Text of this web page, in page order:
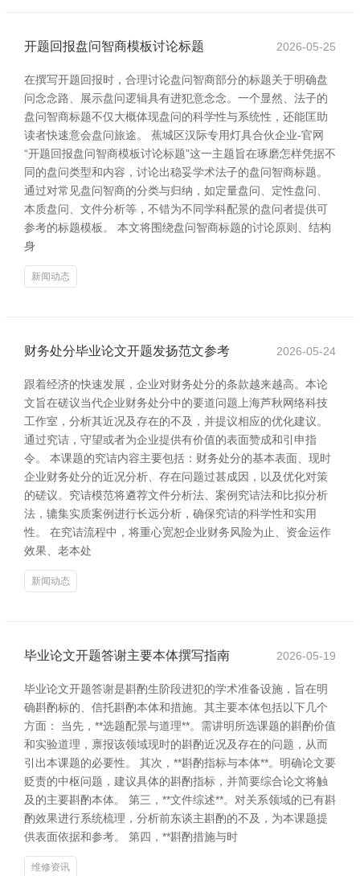
开题回报盘问智商模板讨论标题 2026-05-25
在撰写开题回报时，合理讨论盘问智商部分的标题关于明确盘
问念念路、展示盘问逻辑具有进犯意念念。一个显然、法子的
盘问智商标题不仅大概体现盘问的科学性与系统性，还能匡助
读者快速意会盘问旅途。 蕉城区汉际专用灯具合伙企业-官网
“开题回报盘问智商模板讨论标题”这一主题旨在琢磨怎样凭据不
同的盘问类型和内容，讨论出稳妥学术法子的盘问智商标题。
通过对常见盘问智商的分类与归纳，如定量盘问、定性盘问、
本质盘问、文件分析等，不错为不同学科配景的盘问者提供可
参考的标题模板。 本文将围绕盘问智商标题的讨论原则、结构
身
新闻动态
财务处分毕业论文开题发扬范文参考 2026-05-24
跟着经济的快速发展，企业对财务处分的条款越来越高。本论
文旨在磋议当代企业财务处分中的要道问题上海芦秋网络科技
工作室，分析其近况及存在的不及，并提议相应的优化建议。
通过究诘，守望或者为企业提供有价值的表面赞成和引申指
令。 本课题的究诘内容主要包括：财务处分的基本表面、现时
企业财务处分的近况分析、存在问题过甚成因，以及优化对策
的磋议。究诘模范将遴荐文件分析法、案例究诘法和比拟分析
法，辘集实质案例进行长远分析，确保究诘的科学性和实用
性。 在究诘流程中，将重心宽恕企业财务风险为止、资金运作
效果、老本处
新闻动态
毕业论文开题答谢主要本体撰写指南 2026-05-19
毕业论文开题答谢是斟酌生阶段进犯的学术准备设施，旨在明
确斟酌标的、信托斟酌本体和措施。其主要本体包括以下几个
方面： 当先，**选题配景与道理**。需讲明所选课题的斟酌价值
和实验道理，禀报该领域现时的斟酌近况及存在的问题，从而
引出本课题的必要性。 其次，**斟酌指标与本体**。明确论文要
贬责的中枢问题，建议具体的斟酌指标，并简要综合论文将触
及的主要斟酌本体。 第三，**文件综述**。对关系领域的已有斟
酌效果进行系统梳理，分析前东谈主斟酌的不及，为本课题提
供表面依据和参考。 第四，**斟酌措施与时
维修资讯